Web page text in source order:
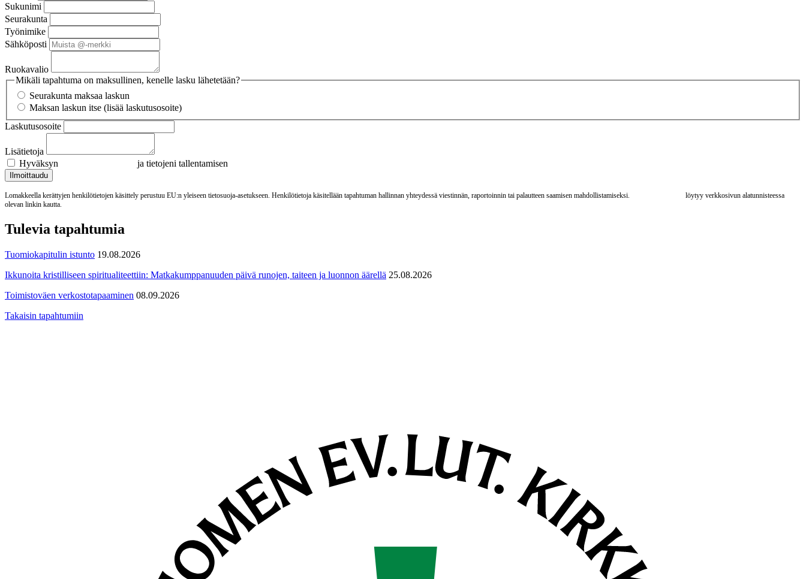
Sukunimi
Seurakunta
Työnimike
Sähköposti
Ruokavalio
Mikäli tapahtuma on maksullinen, kenelle lasku lähetetään?
Seurakunta maksaa laskun
Maksan laskun itse (lisää laskutusosoite)
Laskutusosoite
Lisätietoja
Hyväksyn
ja tietojeni tallentamisen
Ilmoittaudu
Lomakkeella kerättyjen henkilötietojen käsittely perustuu EU:n yleiseen tietosuoja-asetukseen. Henkilötietoja käsitellään tapahtuman hallinnan yhteydessä viestinnän, raportoinnin tai palautteen saamisen mahdollistamiseksi.
löytyy verkkosivun alatunnisteessa
olevan linkin kautta.
Tulevia tapahtumia
Tuomiokapitulin istunto 19.08.2026
Ikkunoita kristilliseen spiritualiteettiin: Matkakumppanuuden päivä runojen, taiteen ja luonnon äärellä 25.08.2026
Toimistoväen verkostotapaaminen 08.09.2026
Takaisin tapahtumiin